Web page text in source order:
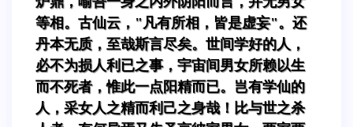
等相。古仙云，"凡有所相，皆是虚妄"。还
丹本无质，至哉斯言尽矣。世间学好的人，
必不为损人利已之事，宇宙间男女所赖以生
而不死者，惟此一点阳精而已。岂有学仙的
人，采女人之精而利己之身哉！比与世之杀